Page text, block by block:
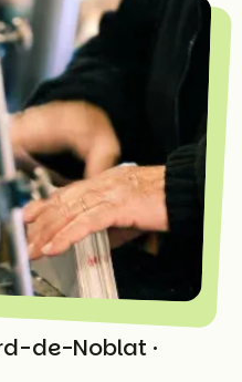
de-Noblat ·